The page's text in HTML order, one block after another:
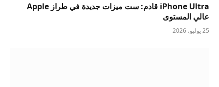
iPhone Ultra قادم: ست ميزات جديدة في طراز Apple
عالي المستوى
25 يوليو، 2026